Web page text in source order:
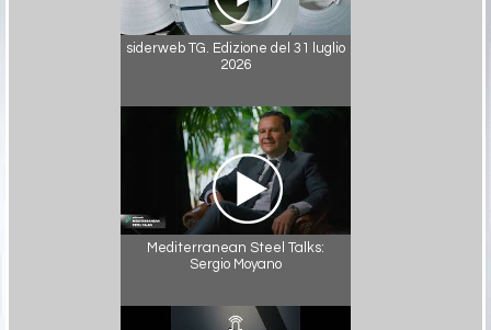
siderweb TG. Edizione del 31 luglio
2026
Mediterranean Steel Talks:
Sergio Moyano